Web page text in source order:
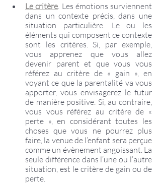
Le critère . Les émotions surviennent
dans un contexte précis, dans une
situation particulière. Le ou les
éléments qui composent ce contexte
sont les critères. Si, par exemple,
vous apprenez que vous allez
devenir parent et que vous vous
référez au critère de « gain », en
voyant ce que la parentalité va vous
apporter, vous envisagerez le futur
de manière positive. Si, au contraire,
vous vous référez au critère de «
perte », en considérant toutes les
choses que vous ne pourrez plus
faire, la venue de l’enfant sera perçue
comme un évènement angoissant. La
seule différence dans l’une ou l’autre
situation, est le critère de gain ou de
perte.